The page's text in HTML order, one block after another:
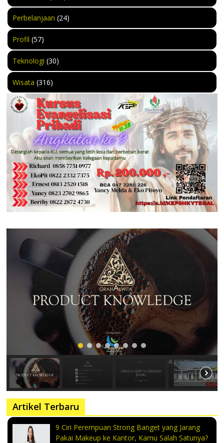
Perbelanjaan (24)
Profil (57)
Teknologi (30)
Wisata (316)
Artikel Terbaru
9 Ciri Perempuan Strong Banget yang Jarang
Pakai Makeup ke Kantor, Kamu Salah Satunya?